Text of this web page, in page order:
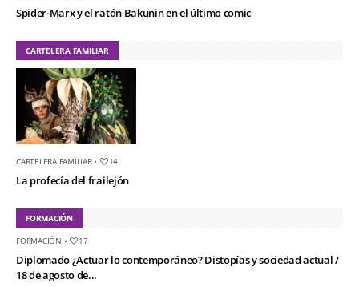
Spider-Marx y el ratón Bakunin en el último comic
CARTELERA FAMILIAR
CARTELERA FAMILIAR• 14
La profecía del frailejón
FORMACIÓN
FORMACIÓN • 17
Diplomado ¿Actuar lo contemporáneo? Distopías y sociedad actual /
18 de agosto de...